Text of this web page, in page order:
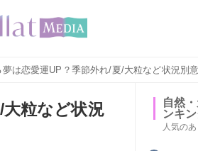
は恋愛運UP？季節外れ/夏/大粒など状況別
大粒など状況
自然
ンキ
人気の